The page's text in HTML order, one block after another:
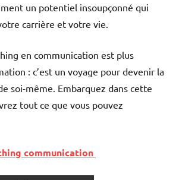
un potentiel insoupçonné qui
carrière et votre vie.
en communication est plus
: c’est un voyage pour devenir la
soi-même. Embarquez dans cette
tout ce que vous pouvez
communication